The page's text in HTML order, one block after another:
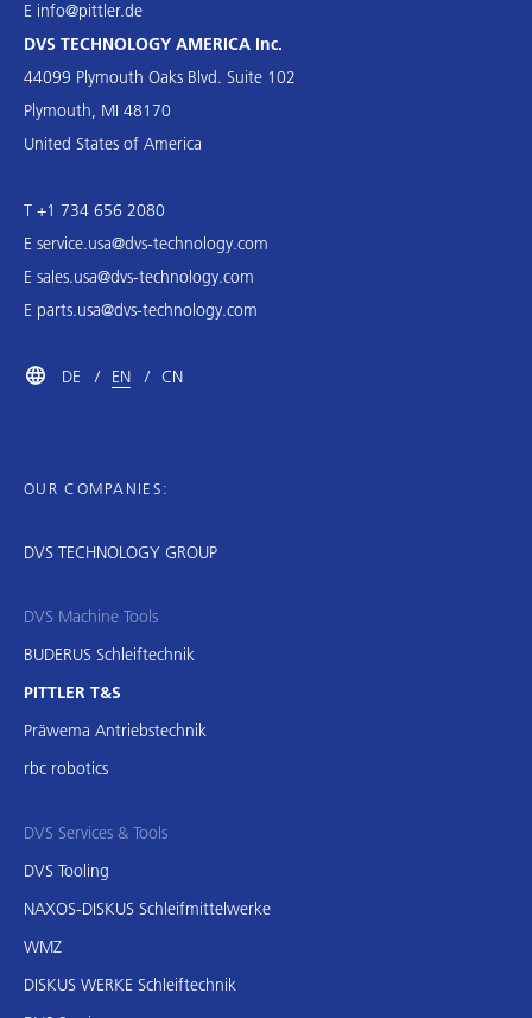
E info@pittler.de
DVS TECHNOLOGY AMERICA Inc.
44099 Plymouth Oaks Blvd. Suite 102
Plymouth, MI 48170
United States of America
T +1 734 656 2080
E service.usa@dvs-technology.com
E sales.usa@dvs-technology.com
E parts.usa@dvs-technology.com
DE EN CN
OUR COMPANIES:
DVS TECHNOLOGY GROUP
DVS Machine Tools
BUDERUS Schleiftechnik
PITTLER T&S
Präwema Antriebstechnik
rbc robotics
DVS Services & Tools
DVS Tooling
NAXOS-DISKUS Schleifmittelwerke
WMZ
DISKUS WERKE Schleiftechnik